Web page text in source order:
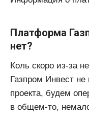
Платформа
нет?
Коль скоро из-за
Газпром Инвест
проекта, будем
в общем-то,